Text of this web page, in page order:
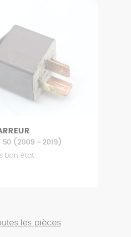
50 (2009 - 2019)
bon état
les pièces